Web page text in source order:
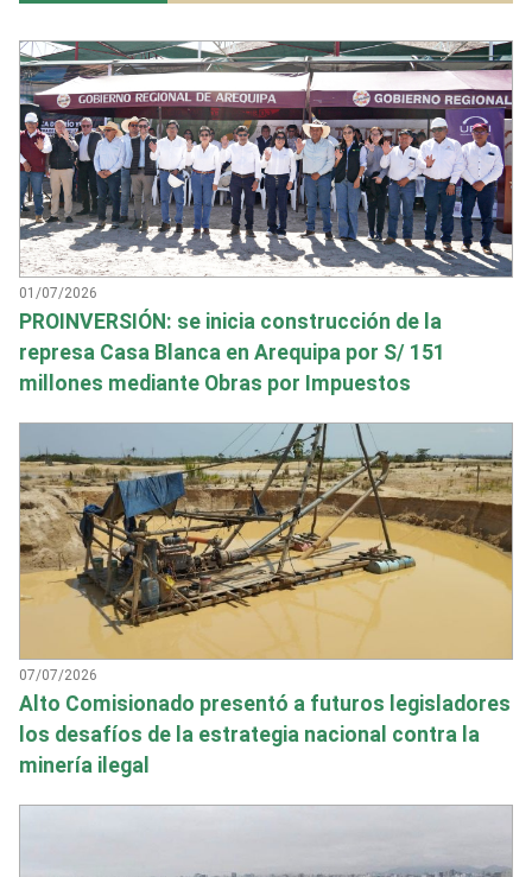
01/07/2026
PROINVERSIÓN: se inicia construcción de la
represa Casa Blanca en Arequipa por S/ 151
millones mediante Obras por Impuestos
07/07/2026
Alto Comisionado presentó a futuros legisladores
los desafíos de la estrategia nacional contra la
minería ilegal